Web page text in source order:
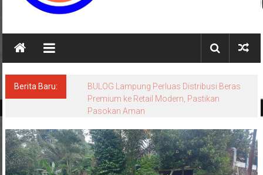
LINKARUTAMA.COM
Mitra
Terpercaya
Berita Baru:
BULOG Lampung Perluas Distribusi Beras
Premium ke Retail Modern, Pastikan
Pasokan Aman